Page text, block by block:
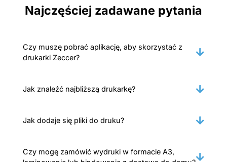
Najczęściej zadawane pytania
Czy muszę pobrać aplikację, aby skorzystać z
drukarki Zeccer?
Jak znaleźć najbliższą drukarkę?
Jak dodaje się pliki do druku?
Czy mogę zamówić wydruki w formacie A3,